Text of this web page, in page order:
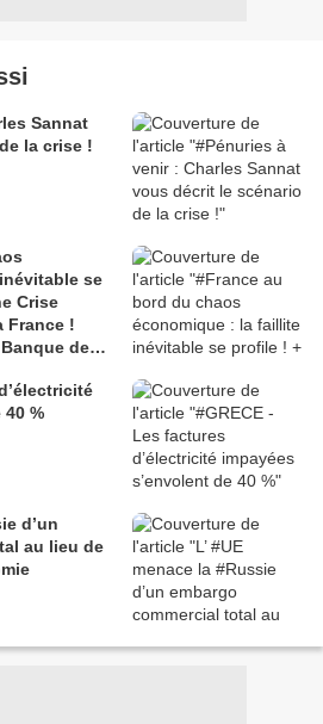
Sannat
la crise !
se
Crise
de
40 %
d’un
au lieu de